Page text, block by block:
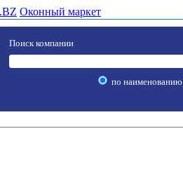
Оконный маркет
Поиск компании
по наименованию